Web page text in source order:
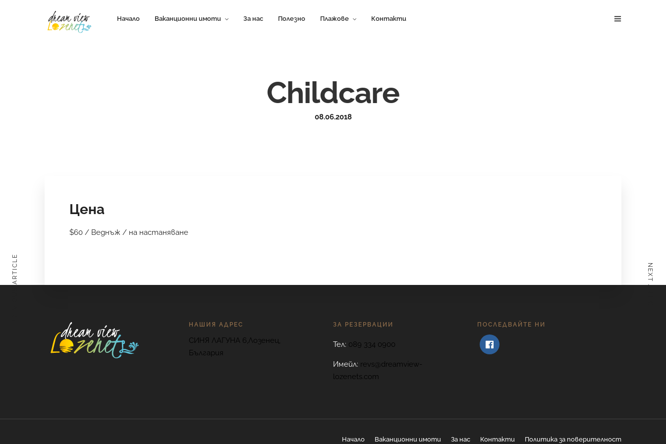
Начало Ваканционни имоти За нас Полезно Плажове Контакти
Childcare
08.06.2018
Цена
$60 / Веднъж / на настаняване
PREVIOUS ARTICLE NEXT ARTICLE
НАШИЯ АДРЕС
СИНЯ ЛАГУНА 6,Лозенец,
България
ЗА РЕЗЕРВАЦИИ
Тел: 089 334 0900
Имейл: revs@dreamview-
lozenets.com
ПОСЛЕДВАЙТЕ НИ
Начало Ваканционни имоти За нас Контакти Политика за поверителност